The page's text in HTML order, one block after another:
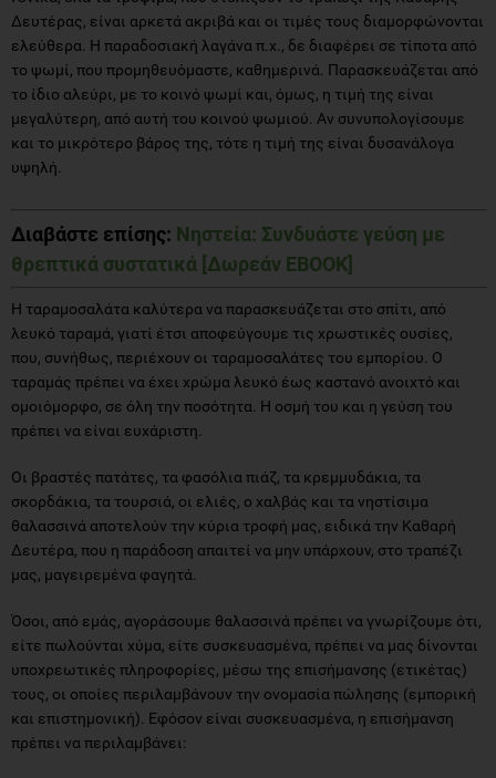
Δευτέρας, είναι αρκετά ακριβά και οι τιμές τους διαμορφώνονται
ελεύθερα. Η παραδοσιακή λαγάνα π.χ., δε διαφέρει σε τίποτα από
το ψωμί, που προμηθευόμαστε, καθημερινά. Παρασκευάζεται από
το ίδιο αλεύρι, με το κοινό ψωμί και, όμως, η τιμή της είναι
μεγαλύτερη, από αυτή του κοινού ψωμιού. Αν συνυπολογίσουμε
και το μικρότερο βάρος της, τότε η τιμή της είναι δυσανάλογα
υψηλή.
Διαβάστε επίσης: Νηστεία: Συνδυάστε γεύση με
θρεπτικά συστατικά [Δωρεάν EBOOK]
Η ταραμοσαλάτα καλύτερα να παρασκευάζεται στο σπίτι, από
λευκό ταραμά, γιατί έτσι αποφεύγουμε τις χρωστικές ουσίες,
που, συνήθως, περιέχουν οι ταραμοσαλάτες του εμπορίου. Ο
ταραμάς πρέπει να έχει χρώμα λευκό έως καστανό ανοιχτό και
ομοιόμορφο, σε όλη την ποσότητα. Η οσμή του και η γεύση του
πρέπει να είναι ευχάριστη.
Οι βραστές πατάτες, τα φασόλια πιάζ, τα κρεμμυδάκια, τα
σκορδάκια, τα τουρσιά, οι ελιές, ο χαλβάς και τα νηστίσιμα
θαλασσινά αποτελούν την κύρια τροφή μας, ειδικά την Καθαρή
Δευτέρα, που η παράδοση απαιτεί να μην υπάρχουν, στο τραπέζι
μας, μαγειρεμένα φαγητά.
Όσοι, από εμάς, αγοράσουμε θαλασσινά πρέπει να γνωρίζουμε ότι,
είτε πωλούνται χύμα, είτε συσκευασμένα, πρέπει να μας δίνονται
υποχρεωτικές πληροφορίες, μέσω της επισήμανσης (ετικέτας)
τους, οι οποίες περιλαμβάνουν την ονομασία πώλησης (εμπορική
και επιστημονική). Εφόσον είναι συσκευασμένα, η επισήμανση
πρέπει να περιλαμβάνει: